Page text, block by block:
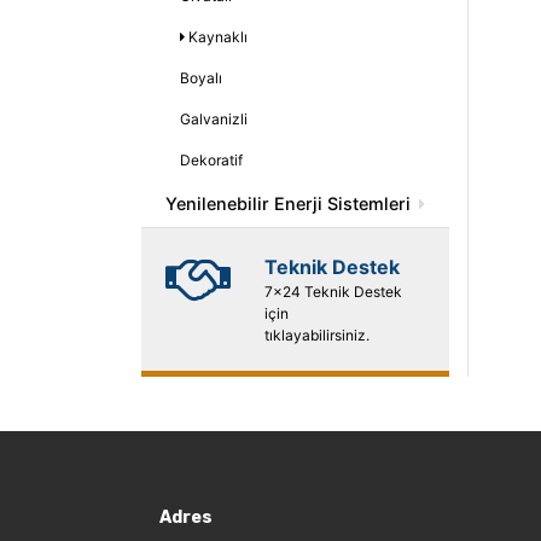
Kaynaklı
Boyalı
Galvanizli
Dekoratif
Yenilenebilir Enerji Sistemleri
Teknik Destek
7x24 Teknik Destek
için
tıklayabilirsiniz.
Adres